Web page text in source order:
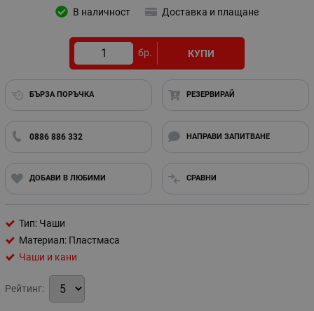
В наличност Доставка и плащане
бр. КУПИ
БЪРЗА ПОРЪЧКА РЕЗЕРВИРАЙ
0886 886 332 НАПРАВИ ЗАПИТВАНЕ
ДОБАВИ В ЛЮБИМИ СРАВНИ
Тип: Чаши
Материал: Пластмаса
Чаши и кани
Рейтинг: